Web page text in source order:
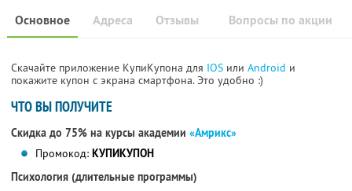
Основное Отзывы Вопросы по акции
Адреса
Скачайте приложение КупиКупона для IOS или Android и
покажите купон с экрана смартфона. Это удобно :)
ЧТО ВЫ ПОЛУЧИТЕ
Скидка до 75% на курсы академии «Амрикс»
Промокод: КУПИКУПОН
Психология (длительные программы)